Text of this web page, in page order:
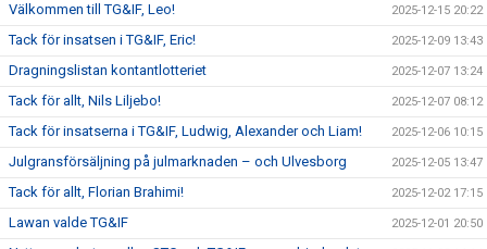
Välkommen till TG&IF, Leo! 2025-12-15 20:22
Tack för insatsen i TG&IF, Eric! 2025-12-09 13:43
Dragningslistan kontantlotteriet 2025-12-07 13:24
Tack för allt, Nils Liljebo! 2025-12-07 08:12
Tack för insatserna i TG&IF, Ludwig, Alexander och Liam! 2025-12-06 10:15
Julgransförsäljning på julmarknaden – och Ulvesborg 2025-12-05 13:47
Tack för allt, Florian Brahimi! 2025-12-02 17:15
Lawan valde TG&IF 2025-12-01 20:50